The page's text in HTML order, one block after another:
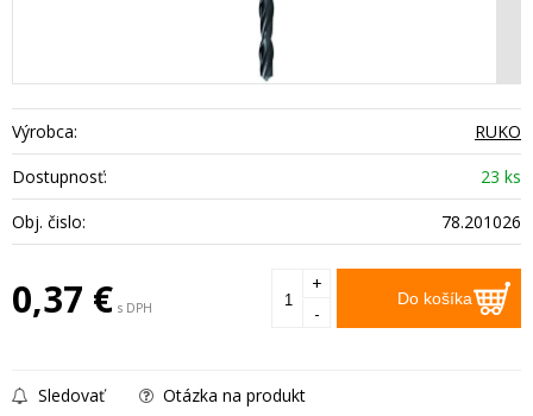
Výrobca:
RUKO
Dostupnosť:
23 ks
Obj. čislo:
78.201026
0,37 € s DPH Do košíka
+
-
Sledovať Otázka na produkt